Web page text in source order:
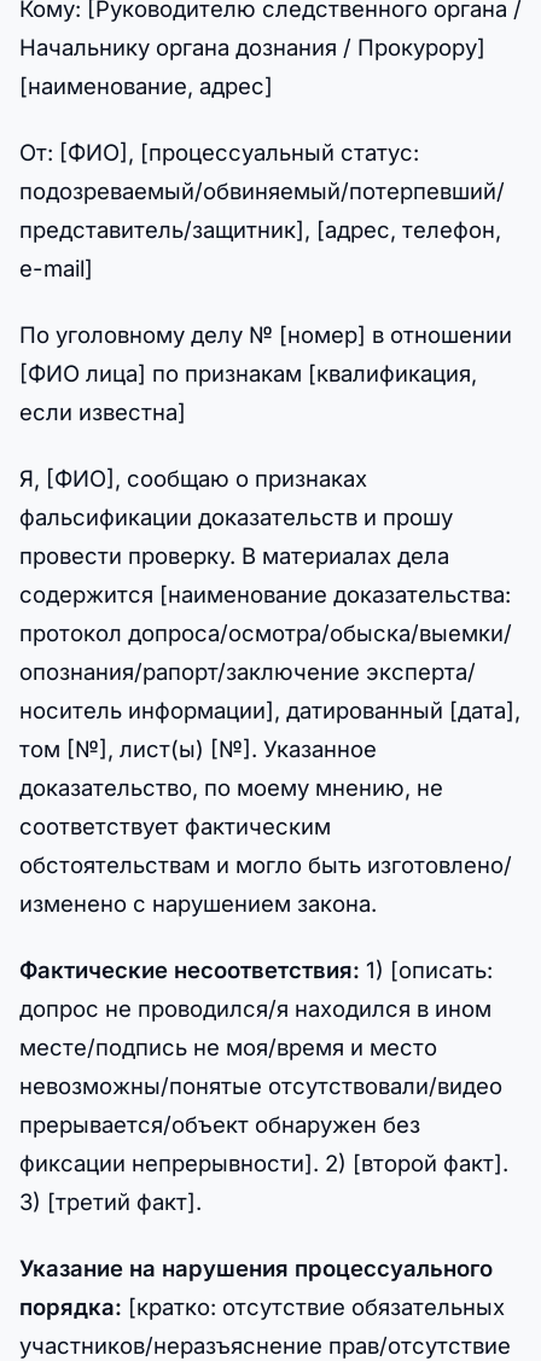
Кому: [Руководителю следственного органа /
Начальнику органа дознания / Прокурору]
[наименование, адрес]
От: [ФИО], [процессуальный статус:
подозреваемый/обвиняемый/потерпевший/
представитель/защитник], [адрес, телефон,
e-mail]
По уголовному делу № [номер] в отношении
[ФИО лица] по признакам [квалификация,
если известна]
Я, [ФИО], сообщаю о признаках
фальсификации доказательств и прошу
провести проверку. В материалах дела
содержится [наименование доказательства:
протокол допроса/осмотра/обыска/выемки/
опознания/рапорт/заключение эксперта/
носитель информации], датированный [дата],
том [№], лист(ы) [№]. Указанное
доказательство, по моему мнению, не
соответствует фактическим
обстоятельствам и могло быть изготовлено/
изменено с нарушением закона.
Фактические несоответствия: 1) [описать:
допрос не проводился/я находился в ином
месте/подпись не моя/время и место
невозможны/понятые отсутствовали/видео
прерывается/объект обнаружен без
фиксации непрерывности]. 2) [второй факт].
3) [третий факт].
Указание на нарушения процессуального
порядка: [кратко: отсутствие обязательных
участников/неразъяснение прав/отсутствие